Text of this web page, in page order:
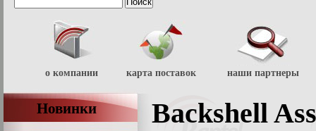
о компании карта поставок наши партнеры
Новинки Backshell